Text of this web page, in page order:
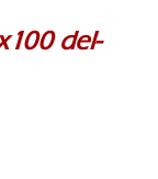
del-